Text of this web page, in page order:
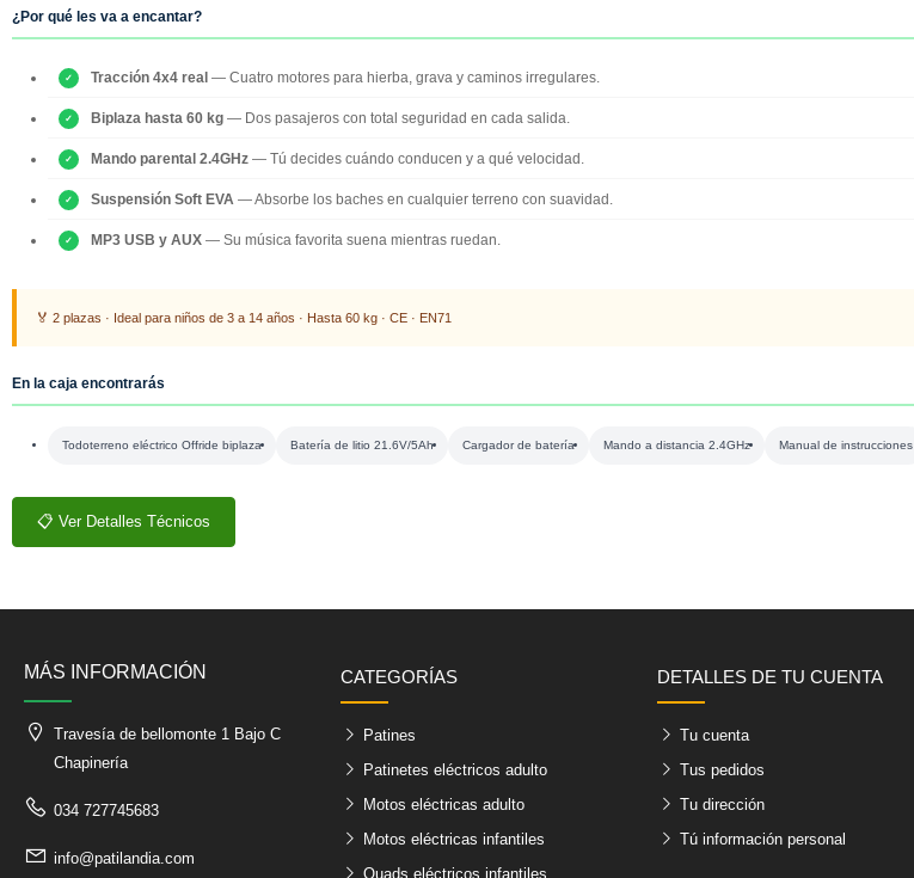
¿Por qué les va a encantar?
Tracción 4x4 real — Cuatro motores para hierba, grava y caminos irregulares.
Biplaza hasta 60 kg — Dos pasajeros con total seguridad en cada salida.
Mando parental 2.4GHz — Tú decides cuándo conducen y a qué velocidad.
Suspensión Soft EVA — Absorbe los baches en cualquier terreno con suavidad.
MP3 USB y AUX — Su música favorita suena mientras ruedan.
🏅 2 plazas · Ideal para niños de 3 a 14 años · Hasta 60 kg · CE · EN71
En la caja encontrarás
Todoterreno eléctrico Offride biplaza Batería de litio 21.6V/5Ah Cargador de batería Mando a distancia 2.4GHz Manual de instrucciones
📋 Ver Detalles Técnicos
MÁS INFORMACIÓN
Travesía de bellomonte 1 Bajo C
Chapinería
034 727745683
info@patilandia.com
CATEGORÍAS
Patines
Patinetes eléctricos adulto
Motos eléctricas adulto
Motos eléctricas infantiles
Quads eléctricos infantiles
DETALLES DE TU CUENTA
Tu cuenta
Tus pedidos
Tu dirección
Tú información personal